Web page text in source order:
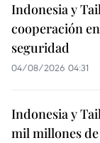
Indonesia y
cooperación
seguridad
04/08/2026 04:31
Indonesia y
mil millones